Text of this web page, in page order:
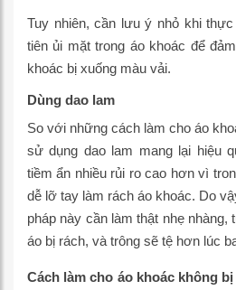
Tuy nhiên, cần lưu ý nhỏ khi
tiên ủi mặt trong áo khoác để
khoác bị xuống màu vải.
Dùng dao lam
So với những cách làm cho áo
sử dụng dao lam mang lại hiệu
tiềm ẩn nhiều rủi ro cao hơn vì
dễ lỡ tay làm rách áo khoác. Do
pháp này cần làm thật nhẹ nhàng,
áo bị rách, và trông sẽ tệ hơn lúc
Cách làm cho áo khoác không